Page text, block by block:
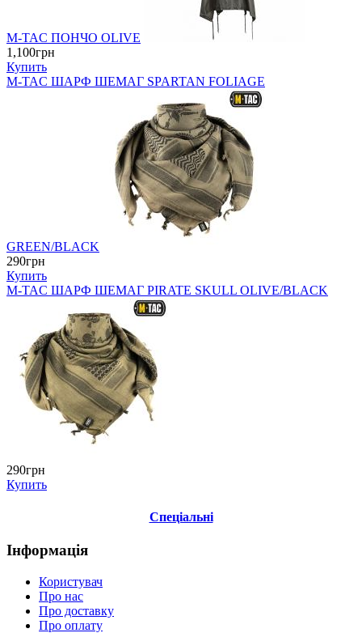
M-TAC ПОНЧО OLIVE
1,100грн
Купить
M-TAC ШАРФ ШЕМАГ SPARTAN FOLIAGE
GREEN/BLACK
290грн
Купить
M-TAC ШАРФ ШЕМАГ PIRATE SKULL OLIVE/BLACK
290грн
Купить
Спеціальні
Інформація
Користувач
Про нас
Про доставку
Про оплату